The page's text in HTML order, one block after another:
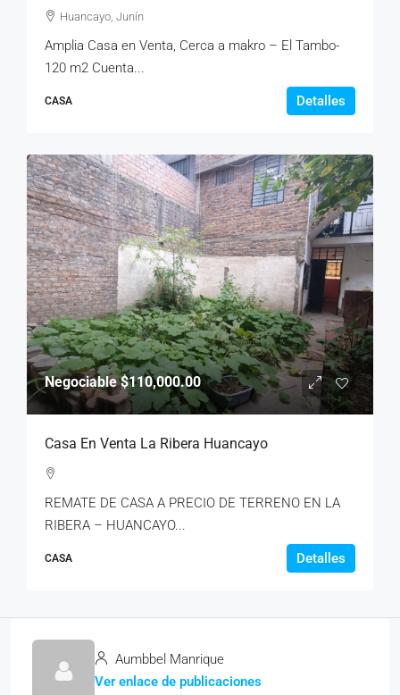
Huancayo, Junín
Amplia Casa en Venta, Cerca a makro – El Tambo-
120 m2 Cuenta...
CASA Detalles
Negociable$110,000.00
Casa En Venta La Ribera Huancayo
REMATE DE CASA A PRECIO DE TERRENO EN LA
RIBERA – HUANCAYO...
CASA Detalles
Aumbbel Manrique
Ver enlace de publicaciones